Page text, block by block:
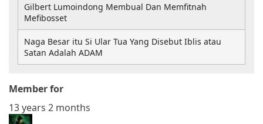
Member for
13 years 2 months
Gilbert Lumoindong Membual Dan Memfitnah
Mefibosset
Naga Besar itu Si Ular Tua Yang Disebut Iblis atau
Satan Adalah ADAM